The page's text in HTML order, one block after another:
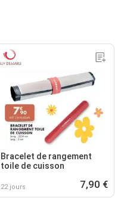
Bracelet de rangement
toile de cuisson
22 jours 7,90 €